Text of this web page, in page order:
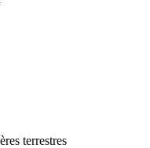
terrestres